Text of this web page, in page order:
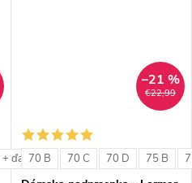
+ ďalšie
€22,99
–21 %
70 B 70 C 70 D 75 B